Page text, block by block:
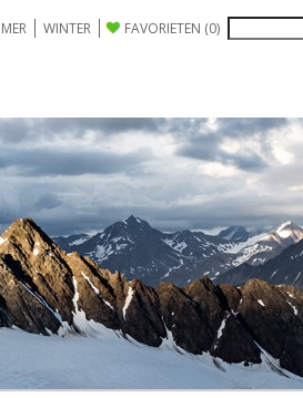
WINTER FAVORIETEN (0)